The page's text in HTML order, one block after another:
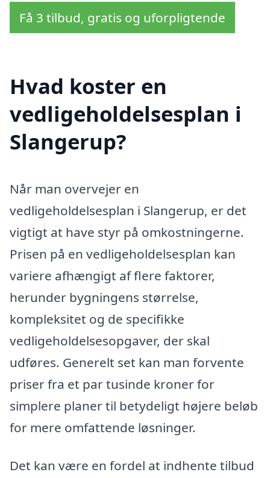
Få 3 tilbud, gratis og uforpligtende
Hvad koster en
vedligeholdelsesplan i
Slangerup?
Når man overvejer en
vedligeholdelsesplan i Slangerup, er det
vigtigt at have styr på omkostningerne.
Prisen på en vedligeholdelsesplan kan
variere afhængigt af flere faktorer,
herunder bygningens størrelse,
kompleksitet og de specifikke
vedligeholdelsesopgaver, der skal
udføres. Generelt set kan man forvente
priser fra et par tusinde kroner for
simplere planer til betydeligt højere beløb
for mere omfattende løsninger.
Det kan være en fordel at indhente tilbud